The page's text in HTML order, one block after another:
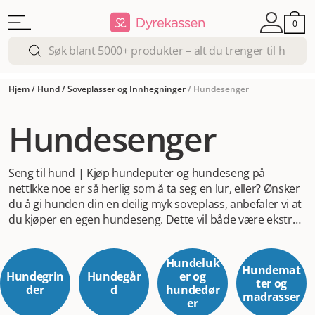
0
Hjem/ Hund/Soveplasser og Innhegninger/ Hundesenger
Hundesenger
Seng til hund | Kjøp hundeputer og hundeseng på
nettIkke noe er så herlig som å ta seg en lur, eller? Ønsker
du å gi hunden din en deilig myk soveplass, anbefaler vi at
du kjøper en egen hundeseng. Dette vil både være ekstra
egen plass å sove, for hunder kan sove opptil tolv timer
om dagen. Dermed slipper du dessuten hår overalt i
sengen eller sofaen. Her hos Dyrekassen tilbyr vi et stort
utvalg av seng til hund, og har du en liten hund, har du
Hundegrin
der
Hundegår
d
Hundeluk
er og
hundedør
er
Hundemat
ter og
madrasser